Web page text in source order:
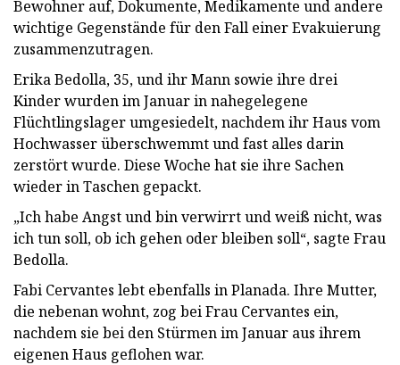
Bewohner auf, Dokumente, Medikamente und andere
wichtige Gegenstände für den Fall einer Evakuierung
zusammenzutragen.
Erika Bedolla, 35, und ihr Mann sowie ihre drei
Kinder wurden im Januar in nahegelegene
Flüchtlingslager umgesiedelt, nachdem ihr Haus vom
Hochwasser überschwemmt und fast alles darin
zerstört wurde. Diese Woche hat sie ihre Sachen
wieder in Taschen gepackt.
„Ich habe Angst und bin verwirrt und weiß nicht, was
ich tun soll, ob ich gehen oder bleiben soll“, sagte Frau
Bedolla.
Fabi Cervantes lebt ebenfalls in Planada. Ihre Mutter,
die nebenan wohnt, zog bei Frau Cervantes ein,
nachdem sie bei den Stürmen im Januar aus ihrem
eigenen Haus geflohen war.